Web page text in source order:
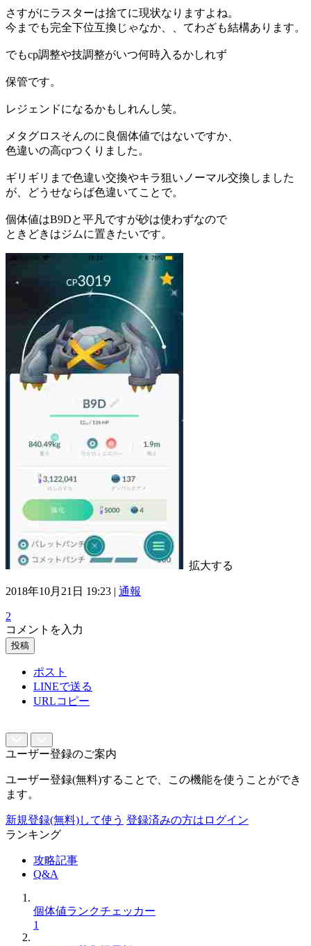
さすがにラスターは捨てに現状なりますよね。
今までも完全下位互換じゃなか、、てわざも結構あります。
でもcp調整や技調整がいつ何時入るかしれず
保管です。
レジェンドになるかもしれんし笑。
メタグロスそんのに良個体値ではないですか、
色違いの高cpつくりました。
ギリギリまで色違い交換やキラ狙いノーマル交換しました
が、どうせならば色違いてことで。
個体値はB9Dと平凡ですが砂は使わずなので
ときどきはジムに置きたいです。
拡大する
2018年10月21日 19:23 | 通報
2
コメントを入力
投稿
ポスト
LINEで送る
URLコピー
ユーザー登録のご案内
ユーザー登録(無料)することで、この機能を使うことができ
ます。
新規登録(無料)して使う 登録済みの方はログイン
ランキング
攻略記事
Q&A
個体値ランクチェッカー
1